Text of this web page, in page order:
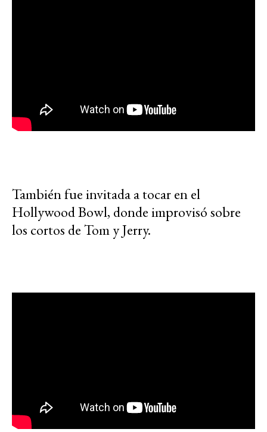
También fue invitada a tocar en el
Hollywood Bowl, donde improvisó sobre
los cortos de Tom y Jerry.